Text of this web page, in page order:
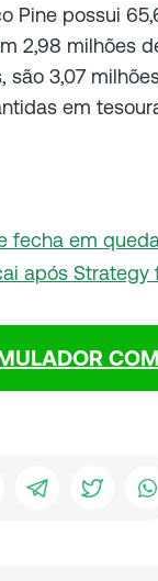
Pine possui
2,98 milhões
são 3,07
em
fecha em
após